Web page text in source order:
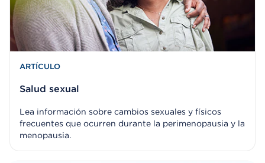
ARTÍCULO
Salud sexual
Lea información sobre cambios sexuales y físicos
frecuentes que ocurren durante la perimenopausia y la
menopausia.